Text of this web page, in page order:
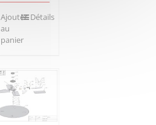
Ajouter
au
panier
Détails